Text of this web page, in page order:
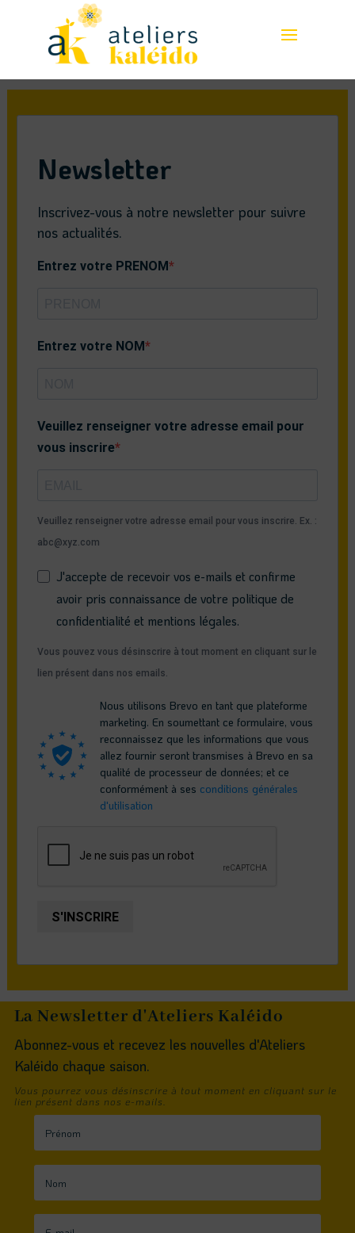
Newsletter
Inscrivez-vous à notre newsletter pour suivre
nos actualités.
Entrez votre PRENOM
Entrez votre NOM
Veuillez renseigner votre adresse email pour
vous inscrire
Veuillez renseigner votre adresse email pour vous inscrire. Ex. :
abc@xyz.com
J'accepte de recevoir vos e-mails et confirme
avoir pris connaissance de votre politique de
confidentialité et mentions légales.
Vous pouvez vous désinscrire à tout moment en cliquant sur le
lien présent dans nos emails.
Nous utilisons Brevo en tant que plateforme
marketing. En soumettant ce formulaire, vous
reconnaissez que les informations que vous
allez fournir seront transmises à Brevo en sa
qualité de processeur de données; et ce
conformément à ses conditions générales
d'utilisation
S'INSCRIRE
La Newsletter d'Ateliers Kaléido
Abonnez-vous et recevez les nouvelles d'Ateliers
Kaléido chaque saison.
Vous pourrez vous désinscrire à tout moment en cliquant sur le
lien présent dans nos e-mails.